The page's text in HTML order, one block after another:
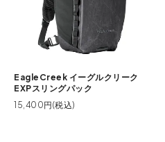
EagleCreek イーグルクリーク
EXPスリングパック
15,400円(税込)